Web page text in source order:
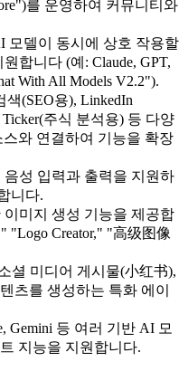
를 운영하여 커뮤니티와
모델이 동시에 상호 작용할
합니다 (예: Claude, GPT,
With All Models V2.2").
색(SEO용), LinkedIn
주식 분석용) 등 다양
와 연결하여 기능을 확장
음성 입력과 출력을 지원하
니다.
이미지 생성 기능을 제공합
"Logo Creator," "高级图像
셜 미디어 게시물(小红书),
츠를 생성하는 특화 에이
Gemini 등 여러 기반 AI 모
지능을 지원합니다.